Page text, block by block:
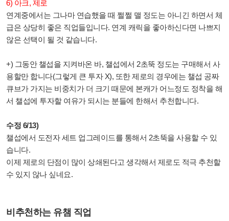
6) 아크, 제로
연계중에서는 그나마 연습했을 때 쩔쩔 맬 정도는 아니긴 하면서 체
급은 상당히 좋은 직업들입니다. 연계 캐릭을 좋아하신다면 나쁘지
않은 선택이 될 것 같습니다.
+) 그동안 챌섭을 지켜바온 바, 챌섭에서 2초뚝 정도는 구매해서 사
용할만 합니다(그렇게 큰 투자 X), 또한 제로의 경우에는 챌섭 공짜
큐브가 가지는 비중치가 더 크기 때문에 본캐가 어느정도 정착을 해
서 챌섭에 투자할 여유가 되시는 분들에 한해서 추천합니다.
수정 6/13)
챌섭에서 도전자 세트 업그레이드를 통해서 2초뚝을 사용할 수 있
습니다.
이제 제로의 단점이 많이 상쇄된다고 생각해서 제로도 적극 추천할
수 있지 않나 싶네요.
비추천하는 유챔 직업